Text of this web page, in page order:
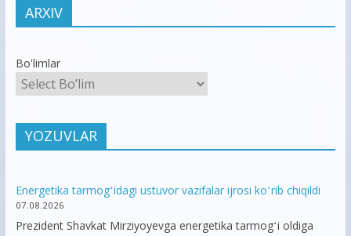
ARXIV
Bo'limlar
YOZUVLAR
Energetika tarmogʻidagi ustuvor vazifalar ijrosi koʻrib chiqildi
07.08.2026
Prezident Shavkat Mirziyoyevga energetika tarmogʻi oldiga